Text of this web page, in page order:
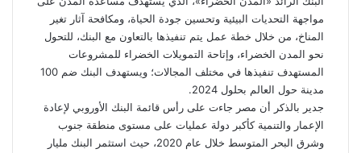
مواجهة التحديات البيئية وتحسين جودة الحياة، ومكافحة آثار تغير
المناخ، من خلال خطة عمل يتم تنفيذها بالتعاون مع البنك، للتحول
نحو المدن الخضراء، وإتاحة التمويلات الخضراء للمشروعات
المستهدف تنفيذها في مختلف المجالات؛ ويستهدف البنك ضم 100
مدينة حول العالم بحلول 2024.
جدير بالذكر أن مصر جاءت على رأس قائمة البنك الأوروبي لإعادة
الإعمار والتنمية كأكبر دولة عمليات على مستوى منطقة جنوب
وشرق البحر المتوسط خلال عام 2020، حيث استثمر البنك مليار